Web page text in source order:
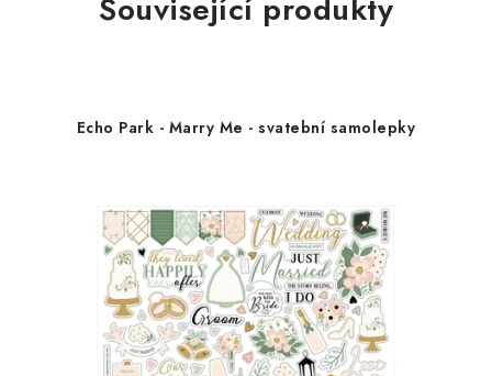
Echo Park - Marry Me - svatební samolepky